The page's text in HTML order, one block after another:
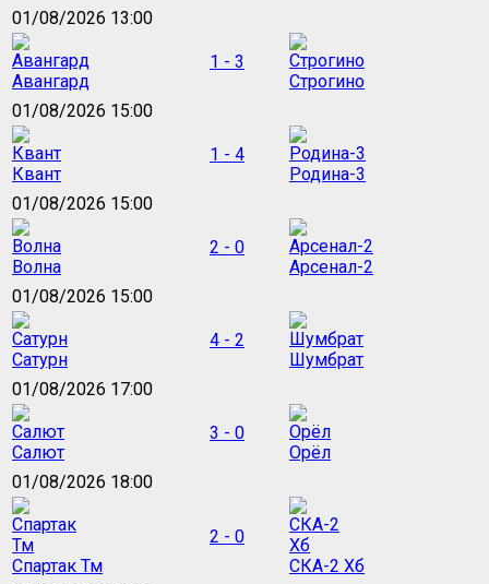
01/08/2026 13:00
Авангард
1 - 3
Строгино
01/08/2026 15:00
Квант
1 - 4
Родина-3
01/08/2026 15:00
Волна
2 - 0
Арсенал-2
01/08/2026 15:00
Сатурн
4 - 2
Шумбрат
01/08/2026 17:00
Салют
3 - 0
Орёл
01/08/2026 18:00
Спартак Тм
2 - 0
СКА-2 Хб